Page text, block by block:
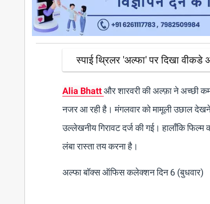
स्पाई थ्रिलर 'अल्फा' पर दिखा
Alia Bhatt और शारवरी की अल्फ़ा ने अच्छी
नजर आ रही है। मंगलवार को मामूली उछाल देखने
उल्लेखनीय गिरावट दर्ज की गई। हालाँकि
लंबा रास्ता तय करना है।
अल्फा बॉक्स ऑफिस कलेक्शन दिन 6 (बुधवार)